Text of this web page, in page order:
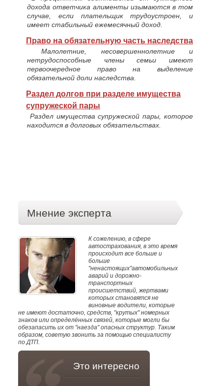
дохода ответчика алименты изымаются в том
случае, если плательщик трудоустроен, и
имеет стабильный ежемесячный доход.
Право на обязательную часть наследства
Малолетние, несовершеннолетние и
нетрудоспособные члены семьи имеют
первоочередное право на выделение
обязательной доли наследства.
Раздел долгов при разделе имущества
супружеской пары
Раздел имущества супружеской пары, которое
находится в долговых обязательствах.
Мнение эксперта
К сожелению, в сфере
автострахования, в это время
происходит все больше и
больше
"ненастоящих"автомобильных
аварий и дорожно-
транспортных
происшетствий, жертвами
которых становятся не
виновные водители, которые
не имеют достаточно, средств, "крутых" номерных
знаков или определённых связей, которые могли бы
обезапасить их от "наезда" опасных структур. Таким
образом, советую звонить за помощью специалисту
по ДТП.
Это интересно